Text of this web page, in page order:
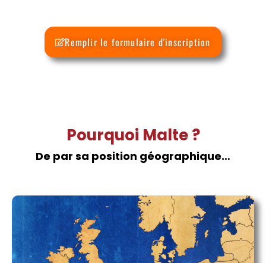
Remplir le formulaire d'inscription
Pourquoi Malte ?
De par sa position géographique…